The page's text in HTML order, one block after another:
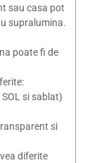
sau casa pot
supralumina.
poate fi de
si sablat)
si
diferite